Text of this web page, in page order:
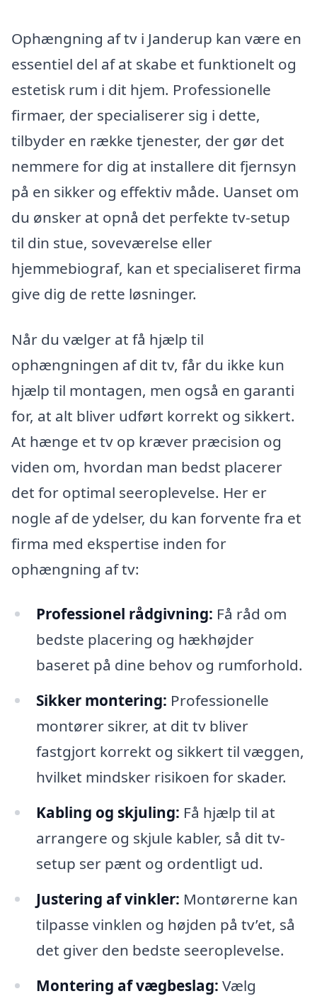
Ophængning af tv i Janderup kan være en
essentiel del af at skabe et funktionelt og
estetisk rum i dit hjem. Professionelle
firmaer, der specialiserer sig i dette,
tilbyder en række tjenester, der gør det
nemmere for dig at installere dit fjernsyn
på en sikker og effektiv måde. Uanset om
du ønsker at opnå det perfekte tv-setup
til din stue, soveværelse eller
hjemmebiograf, kan et specialiseret firma
give dig de rette løsninger.
Når du vælger at få hjælp til
ophængningen af dit tv, får du ikke kun
hjælp til montagen, men også en garanti
for, at alt bliver udført korrekt og sikkert.
At hænge et tv op kræver præcision og
viden om, hvordan man bedst placerer
det for optimal seeroplevelse. Her er
nogle af de ydelser, du kan forvente fra et
firma med ekspertise inden for
ophængning af tv:
Professionel rådgivning: Få råd om
bedste placering og hækhøjder
baseret på dine behov og rumforhold.
Sikker montering: Professionelle
montører sikrer, at dit tv bliver
fastgjort korrekt og sikkert til væggen,
hvilket mindsker risikoen for skader.
Kabling og skjuling: Få hjælp til at
arrangere og skjule kabler, så dit tv-
setup ser pænt og ordentligt ud.
Justering af vinkler: Montørerne kan
tilpasse vinklen og højden på tv’et, så
det giver den bedste seeroplevelse.
Montering af vægbeslag: Vælg